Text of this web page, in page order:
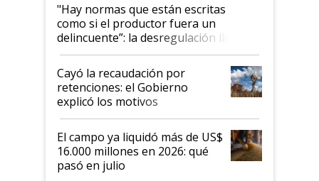
"Hay normas que están escritas
como si el productor fuera un
delincuente”: la desregulación llegó
al Congreso Aapresid y hasta se
habló del financiamiento al IPCVA
Cayó la recaudación por
retenciones: el Gobierno
explicó los motivos
El campo ya liquidó más de US$
16.000 millones en 2026: qué
pasó en julio